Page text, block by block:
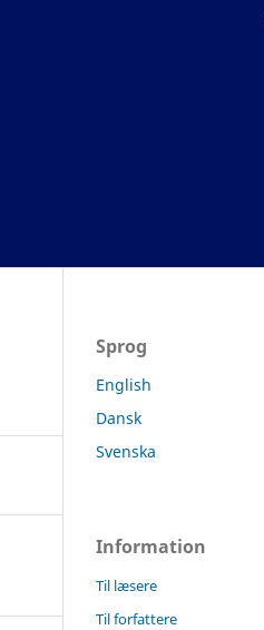
Sprog
English
Dansk
Svenska
Information
Til læsere
Til forfattere